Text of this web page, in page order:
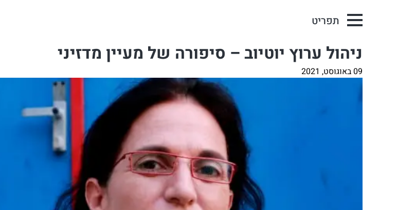
תפריט
ניהול ערוץ יוטיוב – סיפורה של מעיין מדזיני
09 באוגוסט, 2021